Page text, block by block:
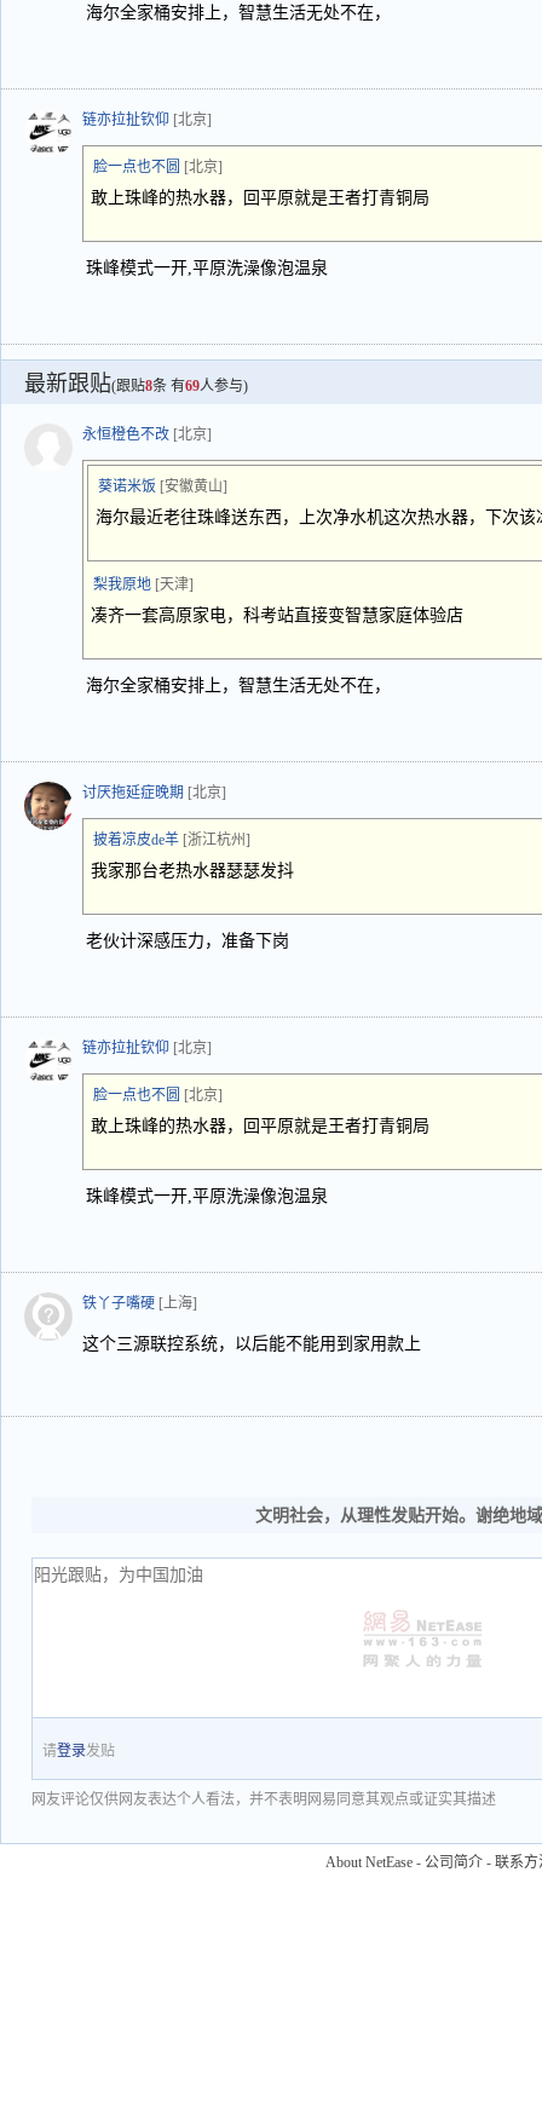
海尔全家桶安排上，智慧生活无处不在，
链亦拉扯钦仰 [北京]
脸一点也不圆 [北京]
敢上珠峰的热水器，回平原就是王者打青铜局
珠峰模式一开,平原洗澡像泡温泉
最新跟贴(跟贴8条 有69人参与)
永恒橙色不改 [北京]
葵诺米饭 [安徽黄山]
海尔最近老往珠峰送东西，上次净水机这次热水器，下次
梨我原地 [天津]
凑齐一套高原家电，科考站直接变智慧家庭体验店
海尔全家桶安排上，智慧生活无处不在，
讨厌拖延症晚期 [北京]
披着凉皮de羊 [浙江杭州]
我家那台老热水器瑟瑟发抖
老伙计深感压力，准备下岗
链亦拉扯钦仰 [北京]
脸一点也不圆 [北京]
敢上珠峰的热水器，回平原就是王者打青铜局
珠峰模式一开,平原洗澡像泡温泉
铁丫子嘴硬 [上海]
这个三源联控系统，以后能不能用到家用款上
文明社会，从理性发贴开始。谢绝地
请登录发贴
网友评论仅供网友表达个人看法，并不表明网易同意其观点或证实其描述
About NetEase - 公司简介 - 联系方